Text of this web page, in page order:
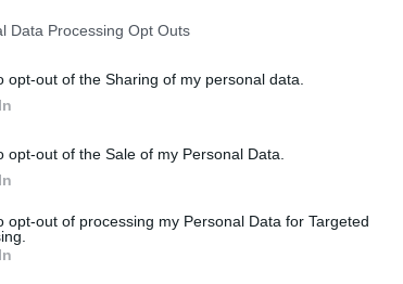
Data Processing Opt Outs
opt-out of the Sharing of my personal data.
opt-out of the Sale of my Personal Data.
opt-out of processing my Personal Data for Targeted
τη διαδρομή μέσα από το σηματοδοτημένο
από τη θέση «Άγιος» έως το Ιερό
Ρώσσου στο Προκόπι.
με τη συνδρομή του ΚΤΕΛ Ν.
Ενότητας Εύβοιας, ενώ κατά τη
νερά, χυμοί, τρόφιμα, καθώς και
της Ιεράς Μητροπόλεως Χαλκίδος,